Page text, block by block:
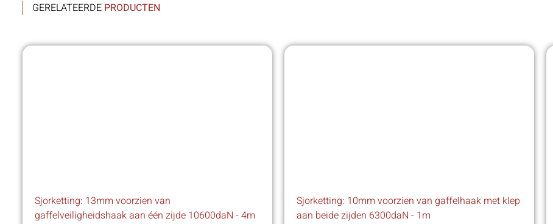
GERELATEERDE PRODUCTEN
Sjorketting: 13mm voorzien van
gaffelveiligheidshaak aan één zijde 10600daN - 4m
Sjorketting: 10mm voorzien van gaffelhaak met klep
aan beide zijden 6300daN - 1m